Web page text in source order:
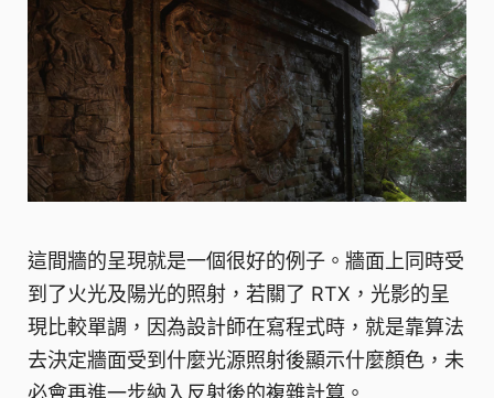
這間牆的呈現就是一個很好的例子。牆面上同時受
到了火光及陽光的照射，若關了 RTX，光影的呈
現比較單調，因為設計師在寫程式時，就是靠算法
去決定牆面受到什麼光源照射後顯示什麼顏色，未
必會再進一步納入反射後的複雜計算。